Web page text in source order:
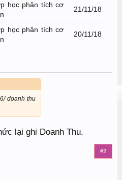
học phân tích cơ
21/11/18
học phân tích cơ
20/11/18
doanh thu
lại ghi Doanh Thu.
#2